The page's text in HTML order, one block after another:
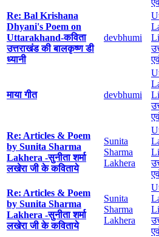
Re: Bal Krishana
Dhyani's Poem on
Uttarakhand-कविता
उत्तराखंड की बालकृष्ण डी
ध्यानी
devbhumi
माया गीत devbhumi
Re: Articles & Poem
by Sunita Sharma
Lakhera -सुनीता शर्मा
लखेरा जी के कविताये
Sunita
Sharma
Lakhera
Re: Articles & Poem
by Sunita Sharma
Lakhera -सुनीता शर्मा
लखेरा जी के कविताये
Sunita
Sharma
Lakhera